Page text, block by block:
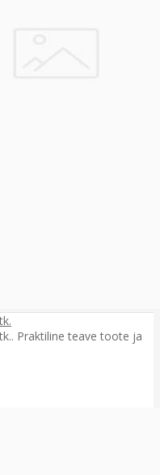
Praktiline teave toote ja